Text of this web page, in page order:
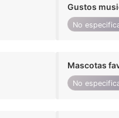
Gustos
No
Mascotas
No